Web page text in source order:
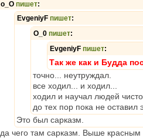
о_О пишет:
EvgeniyF пишет:
О_0 пишет:
EvgeniyF пишет:
Так же как и Будда
точно... неутруждал.
все ходил... и ходил...
ходил и научал людей
до тех пор пока не оставил
Это был сарказм.
да чего там сарказм. Выше красным